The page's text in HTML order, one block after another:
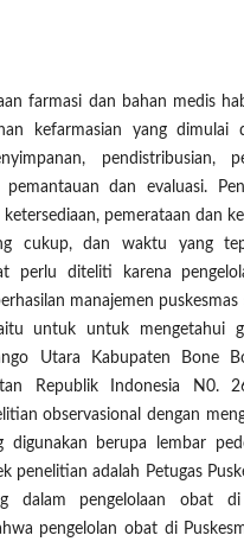
farmasi dan bahan medis
kefarmasian yang dimulai
pendistribusian,
pemantauan dan evaluasi.
pemerataan dan
cukup, dan waktu yang
perlu diteliti karena
manajemen
untuk untuk mengetahui
Utara Kabupaten Bone
Republik Indonesia N0.
observasional dengan
digunakan berupa lembar
penelitian adalah Petugas
dalam pengelolaan obat
pengelolan obat di